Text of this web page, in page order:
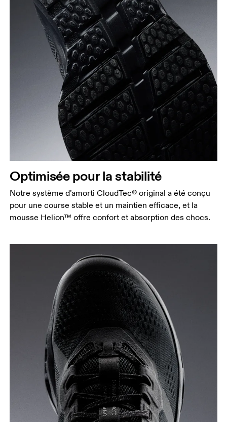
Optimisée pour la stabilité
Notre système d’amorti CloudTec® original a été conçu
pour une course stable et un maintien efficace, et la
mousse Helion™ offre confort et absorption des chocs.